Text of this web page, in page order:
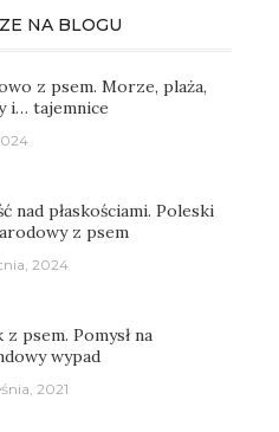
NA BLOGU
z psem. Morze, plaża,
i… tajemnice
nad płaskościami. Poleski
z psem
2024
z psem. Pomysł na
wypad
2021